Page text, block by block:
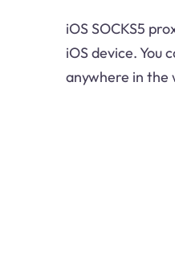
iOS SOCKS5
iOS device. You
anywhere in the